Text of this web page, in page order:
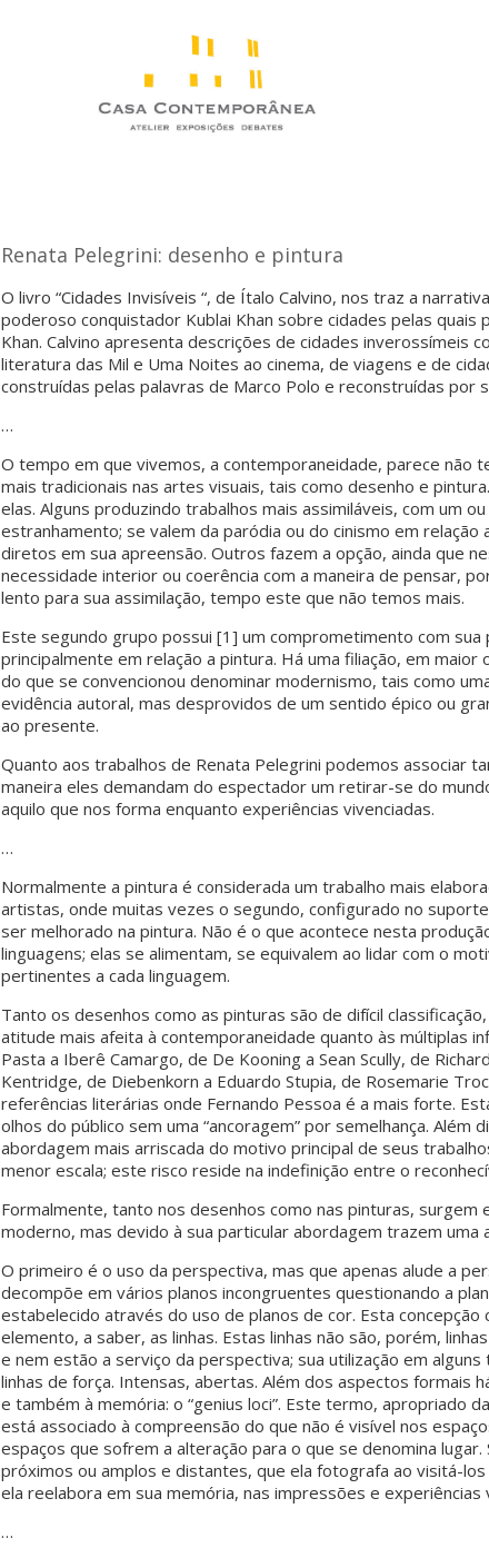
Renata Pelegrini: desenho e pintura
O livro “Cidades Invisíveis “, de Ítalo Calvino, nos traz a
poderoso conquistador Kublai Khan sobre cidades pelas
Khan. Calvino apresenta descrições de cidades inverossímeis
literatura das Mil e Uma Noites ao cinema, de viagens e de
construídas pelas palavras de Marco Polo e reconstruídas por
…
O tempo em que vivemos, a contemporaneidade, parece não
mais tradicionais nas artes visuais, tais como desenho e
elas. Alguns produzindo trabalhos mais assimiláveis, com um
estranhamento; se valem da paródia ou do cinismo em
diretos em sua apreensão. Outros fazem a opção, ainda que
necessidade interior ou coerência com a maneira de pensar,
lento para sua assimilação, tempo este que não temos mais.
Este segundo grupo possui [1] um comprometimento com
principalmente em relação a pintura. Há uma filiação, em
do que se convencionou denominar modernismo, tais como
evidência autoral, mas desprovidos de um sentido épico ou
ao presente.
Quanto aos trabalhos de Renata Pelegrini podemos associar
maneira eles demandam do espectador um retirar-se do
aquilo que nos forma enquanto experiências vivenciadas.
…
Normalmente a pintura é considerada um trabalho mais
artistas, onde muitas vezes o segundo, configurado no
ser melhorado na pintura. Não é o que acontece nesta
linguagens; elas se alimentam, se equivalem ao lidar com o
pertinentes a cada linguagem.
Tanto os desenhos como as pinturas são de difícil
atitude mais afeita à contemporaneidade quanto às múltiplas
Pasta a Iberê Camargo, de De Kooning a Sean Scully, de
Kentridge, de Diebenkorn a Eduardo Stupia, de Rosemarie
referências literárias onde Fernando Pessoa é a mais forte.
olhos do público sem uma “ancoragem” por semelhança. Além
abordagem mais arriscada do motivo principal de seus
menor escala; este risco reside na indefinição entre o
Formalmente, tanto nos desenhos como nas pinturas,
moderno, mas devido à sua particular abordagem trazem uma
O primeiro é o uso da perspectiva, mas que apenas alude a
decompõe em vários planos incongruentes questionando a
estabelecido através do uso de planos de cor. Esta
elemento, a saber, as linhas. Estas linhas não são, porém,
e nem estão a serviço da perspectiva; sua utilização em
linhas de força. Intensas, abertas. Além dos aspectos formais
e também à memória: o “genius loci”. Este termo, apropriado
está associado à compreensão do que não é visível nos
espaços que sofrem a alteração para o que se denomina
próximos ou amplos e distantes, que ela fotografa ao visitá-
ela reelabora em sua memória, nas impressões e
…